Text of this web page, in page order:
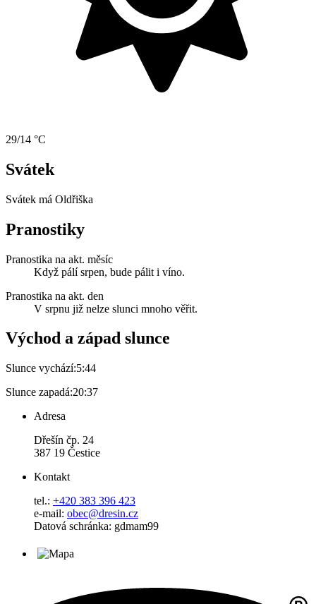
29/14 °C
Svátek
Svátek má Oldřiška
Pranostiky
Pranostika na akt. měsíc
Když pálí srpen, bude pálit i víno.
Pranostika na akt. den
V srpnu již nelze slunci mnoho věřit.
Východ a západ slunce
Slunce vychází:5:44
Slunce zapadá:20:37
Adresa
Dřešín čp. 24
387 19 Čestice
Kontakt
tel.: +420 383 396 423
e-mail: obec@dresin.cz
Datová schránka: gdmam99